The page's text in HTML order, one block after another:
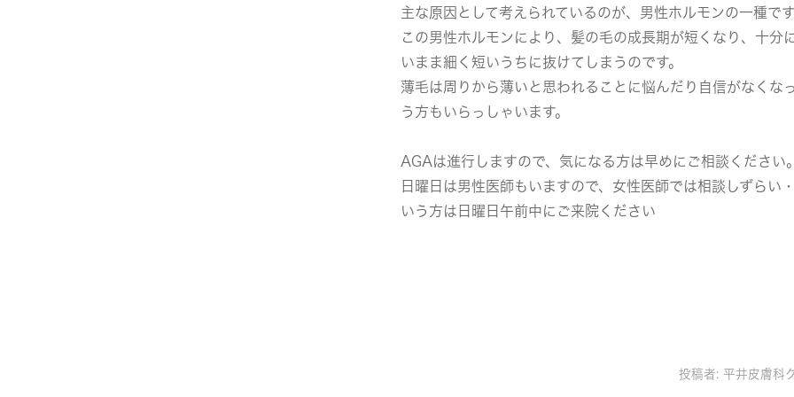
主な原因として考えられているのが、男性ホルモンの一種です
この男性ホルモンにより、髪の毛の成長期が短くなり、十分
いまま細く短いうちに抜けてしまうのです。
薄毛は周りから薄いと思われることに悩んだり自信がなくな
う方もいらっしゃいます。
AGAは進行しますので、気になる方は早めにご相談ください。
日曜日は男性医師もいますので、女性医師では相談しずらい
いう方は日曜日午前中にご来院ください
投稿者: 平井皮膚科